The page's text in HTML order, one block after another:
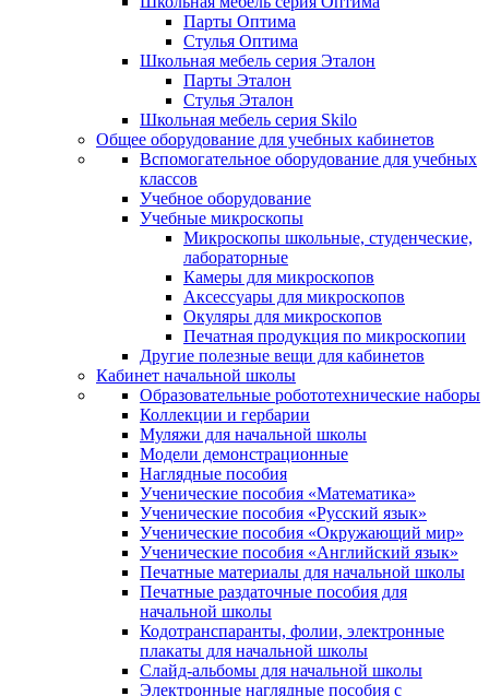
Парты Оптима
Стулья Оптима
Школьная мебель серия Эталон
Парты Эталон
Стулья Эталон
Школьная мебель серия Skilo
Общее оборудование для учебных кабинетов
Вспомогательное оборудование для учебных
классов
Учебное оборудование
Учебные микроскопы
Микроскопы школьные, студенческие,
лабораторные
Камеры для микроскопов
Аксессуары для микроскопов
Окуляры для микроскопов
Печатная продукция по микроскопии
Другие полезные вещи для кабинетов
Кабинет начальной школы
Образовательные робототехнические наборы
Коллекции и гербарии
Муляжи для начальной школы
Модели демонстрационные
Наглядные пособия
Ученические пособия «Математика»
Ученические пособия «Русский язык»
Ученические пособия «Окружающий мир»
Ученические пособия «Английский язык»
Печатные материалы для начальной школы
Печатные раздаточные пособия для
начальной школы
Кодотранспаранты, фолии, электронные
плакаты для начальной школы
Слайд-альбомы для начальной школы
Электронные наглядные пособия с